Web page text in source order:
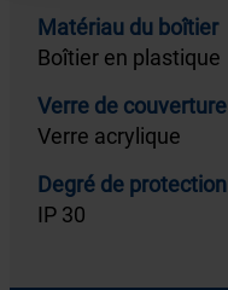
Matériau du boîtier
Boîtier en plastique
Verre de couverture
Verre acrylique
Degré de protection
IP 30